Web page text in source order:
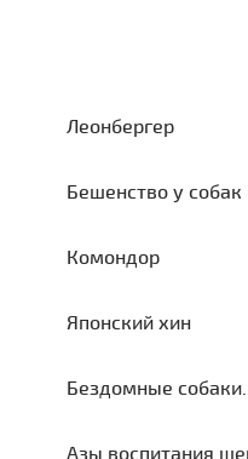
Леонбергер
Бешенство у
Комондор
Японский хин
Бездомные
Азы воспитания